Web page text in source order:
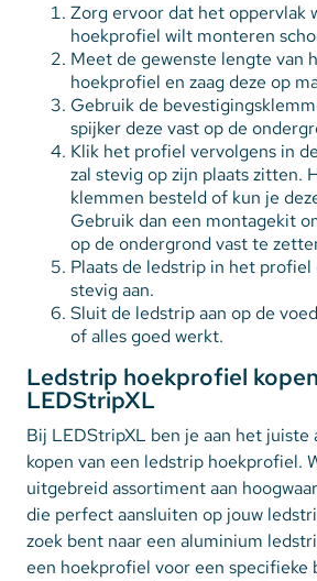
Zorg ervoor dat het oppervlak
hoekprofiel wilt monteren
Meet de gewenste lengte van
hoekprofiel en zaag deze op
Gebruik de
spijker deze vast op de
Klik het profiel vervolgens in
zal stevig op zijn plaats zitten.
klemmen besteld of kun je
Gebruik dan een montagekit
op de ondergrond vast te
Plaats de ledstrip in het profiel
stevig aan.
Sluit de ledstrip aan op de
of alles goed werkt.
Ledstrip hoekprofiel
LEDStripXL
Bij LEDStripXL ben je aan het juiste
kopen van een ledstrip hoekprofiel.
uitgebreid assortiment aan
die perfect aansluiten op jouw
zoek bent naar een aluminium
een hoekprofiel voor een specifieke